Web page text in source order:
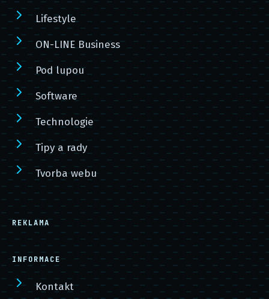
Lifestyle
ON-LINE Business
Pod lupou
Software
Technologie
Tipy a rady
Tvorba webu
REKLAMA
INFORMACE
Kontakt